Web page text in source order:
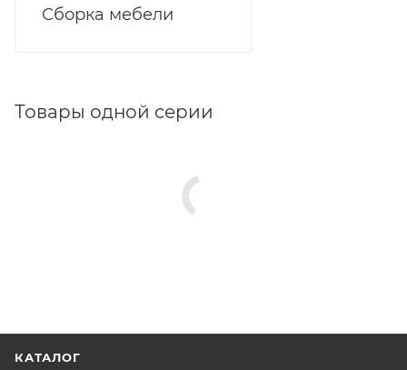
Сборка мебели
Товары одной серии
КАТАЛОГ